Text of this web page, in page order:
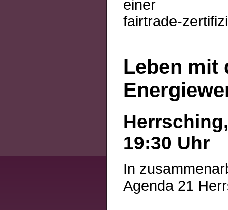
einer
fairtrade-
Leben mit
19:30 Uhr
In
Agenda 21